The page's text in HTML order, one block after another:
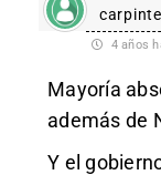
4 años
Mayoría
además de
Y el